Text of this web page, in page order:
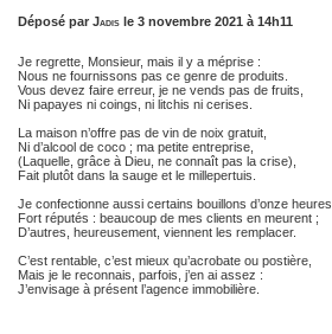
Déposé par Jadis le 3 novembre 2021 à 14h11
Je regrette, Monsieur, mais il y a méprise :
Nous ne fournissons pas ce genre de produits.
Vous devez faire erreur, je ne vends pas de fruits,
Ni papayes ni coings, ni litchis ni cerises.
La maison n’offre pas de vin de noix gratuit,
Ni d’alcool de coco ; ma petite entreprise,
(Laquelle, grâce à Dieu, ne connaît pas la crise),
Fait plutôt dans la sauge et le millepertuis.
Je confectionne aussi certains bouillons d’onze heures
Fort réputés : beaucoup de mes clients en meurent ;
D’autres, heureusement, viennent les remplacer.
C’est rentable, c’est mieux qu’acrobate ou postière,
Mais je le reconnais, parfois, j’en ai assez :
J’envisage à présent l’agence immobilière.